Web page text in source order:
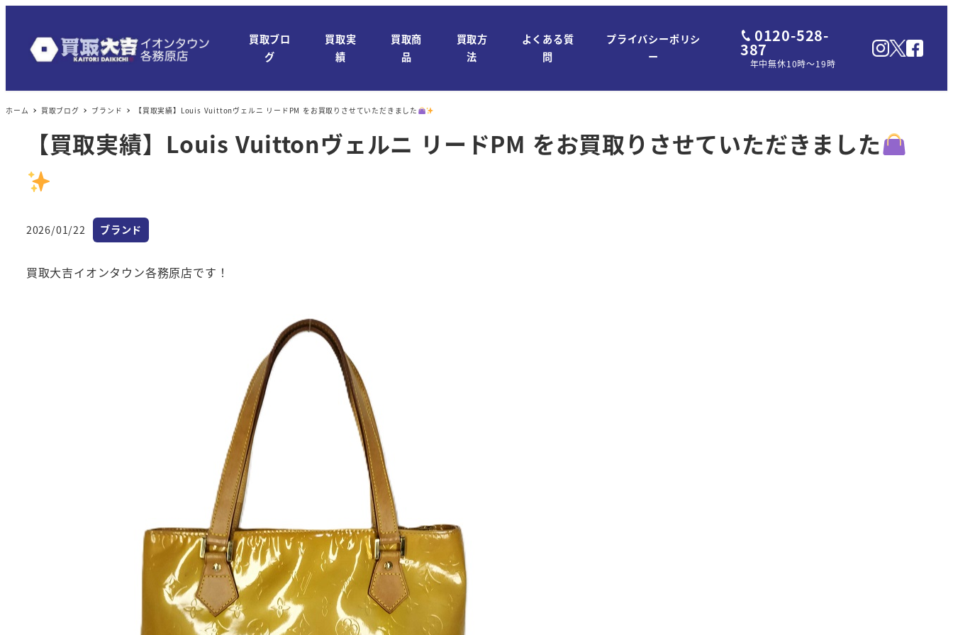
買取ブロ
グ
買取実
績
買取商
品
買取方
法
よくある質
問
プライバシーポリシ
ー
0120-528-
387
年中無休10時～19時
ホーム 買取ブログ ブランド 【買取実績】Louis Vuittonヴェルニ リードPM をお買取りさせていただきました
【買取実績】Louis Vuittonヴェルニ リードPM をお買取りさせていただきました
投稿日
2026/01/22 カテゴリー
ブランド
買取大吉イオンタウン各務原店です！